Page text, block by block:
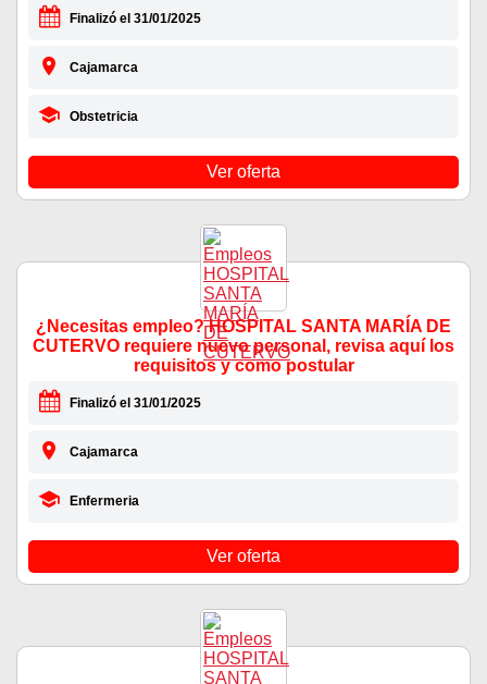
Finalizó el 31/01/2025
Cajamarca
Obstetricia
Ver oferta
¿Necesitas empleo? HOSPITAL SANTA MARÍA DE
CUTERVO requiere nuevo personal, revisa aquí los
requisitos y como postular
Finalizó el 31/01/2025
Cajamarca
Enfermeria
Ver oferta